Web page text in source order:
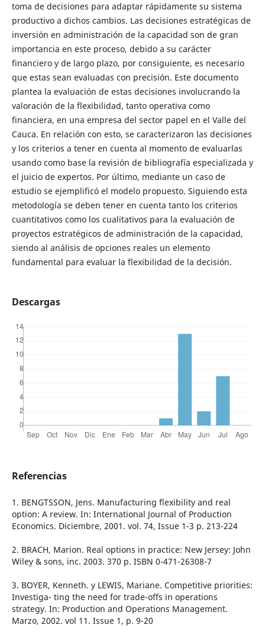
toma de decisiones para adaptar rápidamente su sistema
productivo a dichos cambios. Las decisiones estratégicas de
inversión en administración de la capacidad son de gran
importancia en este proceso, debido a su carácter
financiero y de largo plazo, por consiguiente, es necesario
que estas sean evaluadas con precisión. Este documento
plantea la evaluación de estas decisiones involucrando la
valoración de la flexibilidad, tanto operativa como
financiera, en una empresa del sector papel en el Valle del
Cauca. En relación con esto, se caracterizaron las decisiones
y los criterios a tener en cuenta al momento de evaluarlas
usando como base la revisión de bibliografía especializada y
el juicio de expertos. Por último, mediante un caso de
estudio se ejemplificó el modelo propuesto. Siguiendo esta
metodología se deben tener en cuenta tanto los criterios
cuantitativos como los cualitativos para la evaluación de
proyectos estratégicos de administración de la capacidad,
siendo al análisis de opciones reales un elemento
fundamental para evaluar la flexibilidad de la decisión.
Descargas
Referencias
1. BENGTSSON, Jens. Manufacturing flexibility and real
option: A review. In: International Journal of Production
Economics. Diciembre, 2001. vol. 74, Issue 1-3 p. 213-224
2. BRACH, Marion. Real options in practice: New Jersey: John
Wiley & sons, inc. 2003. 370 p. ISBN 0-471-26308-7
3. BOYER, Kenneth. y LEWIS, Mariane. Competitive priorities:
Investiga- ting the need for trade-offs in operations
strategy. In: Production and Operations Management.
Marzo, 2002. vol 11. Issue 1, p. 9-20